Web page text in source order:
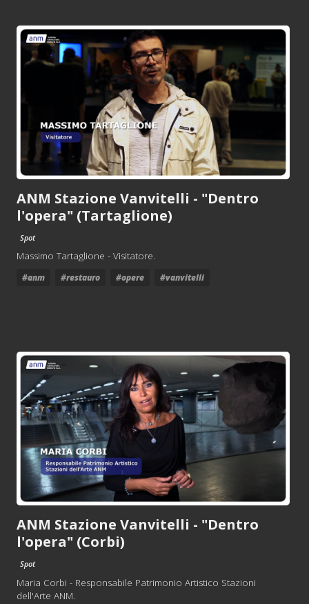
ANM Stazione Vanvitelli - "Dentro
l'opera" (Tartaglione)
Spot
Massimo Tartaglione - Visitatore.
#anm #restauro #opere #vanvitelli
ANM Stazione Vanvitelli - "Dentro
l'opera" (Corbi)
Spot
Maria Corbi - Responsabile Patrimonio Artistico Stazioni
dell'Arte ANM.